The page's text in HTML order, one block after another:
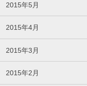
2015年5月
2015年4月
2015年3月
2015年2月